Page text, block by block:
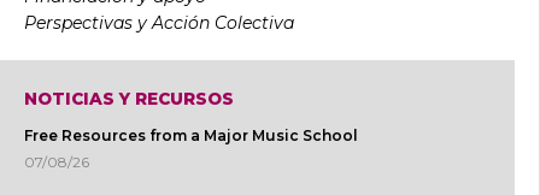
Perspectivas y Acción Colectiva
NOTICIAS Y RECURSOS
Free Resources from a Major Music School
07/08/26